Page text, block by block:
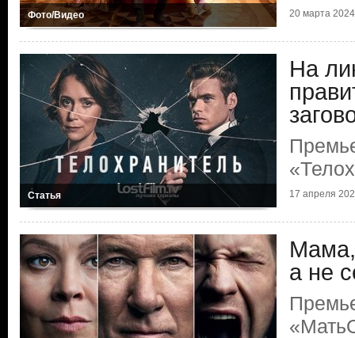
Фото/Видео 20 марта 2024
Статья
На
17 апреля
а не